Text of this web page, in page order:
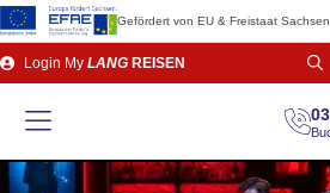
Gefördert von EU & Freistaat Sachsen
Direkt
zum
Login My LANG REISEN